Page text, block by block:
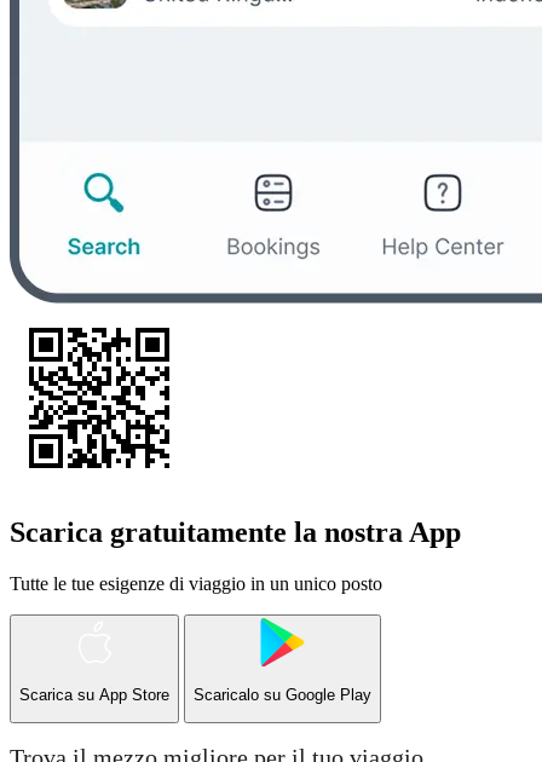
Scarica gratuitamente la nostra App
Tutte le tue esigenze di viaggio in un unico posto
Scarica su App Store Scaricalo su Google Play